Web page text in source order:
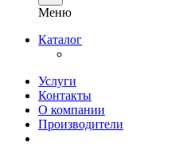
Меню
Каталог
Услуги
Контакты
О компании
Производители